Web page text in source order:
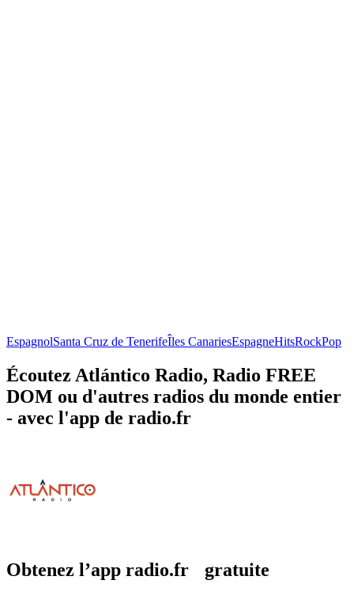
EspagnolSanta Cruz de TenerifeÎles CanariesEspagneHitsRockPop
Écoutez Atlántico Radio, Radio FREE
DOM ou d'autres radios du monde entier
- avec l'app de radio.fr
Obtenez l’app radio.fr gratuite